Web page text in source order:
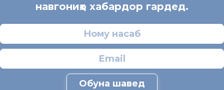
навгониҳо хабардор гардед.
Обуна шавед